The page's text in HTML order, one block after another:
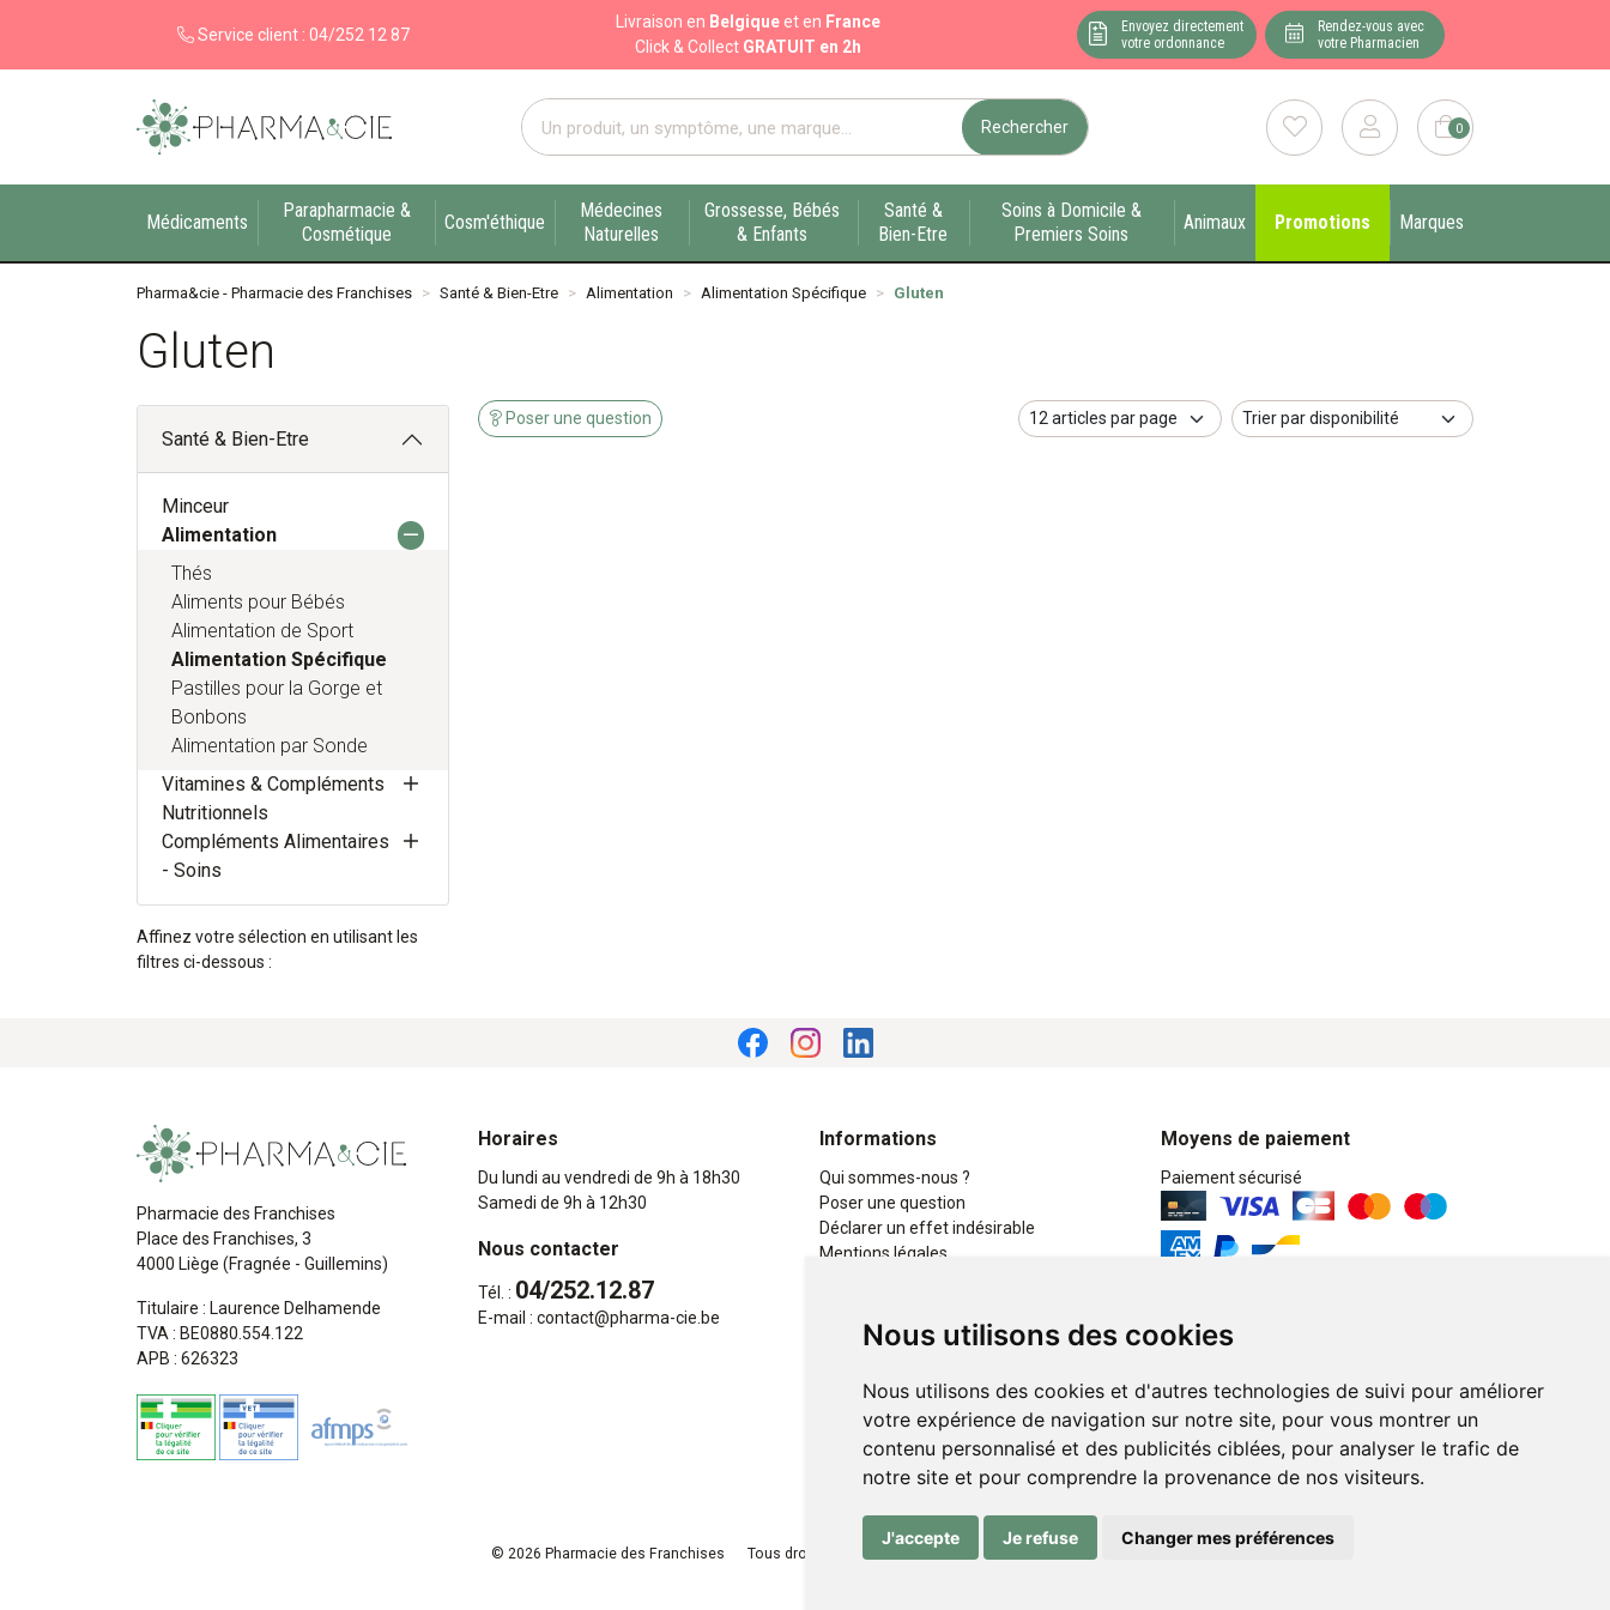
Nous utilisons des cookies
Nous utilisons des cookies et d'autres technologies de suivi pour améliorer
votre expérience de navigation sur notre site, pour vous montrer un
contenu personnalisé et des publicités ciblées, pour analyser le trafic de
notre site et pour comprendre la provenance de nos visiteurs.
J'accepte Je refuse Changer mes préférences
Service client : 04/252 12 87
Livraison en Belgique et en France
Click & Collect GRATUIT en 2h
Envoyez directement
votre ordonnance
Rendez-vous avec
votre Pharmacien
Pharma&cie - Pharmacie des Franchises Votre export pharmacie en ligne à votre service sur Liège 0
Rechercher
Médicaments
Parapharmacie &
Cosmétique
Cosm'éthique
Médecines
Naturelles
Grossesse, Bébés
& Enfants
Santé &
Bien-Etre
Soins à Domicile &
Premiers Soins
Animaux Promotions Marques
Pharma&cie - Pharmacie des Franchises Santé & Bien-Etre Alimentation Alimentation Spécifique Gluten
Gluten
Poser une question
Santé & Bien-Etre
Minceur
Alimentation
Thés
Aliments pour Bébés
Alimentation de Sport
Alimentation Spécifique
Pastilles pour la Gorge et
Bonbons
Alimentation par Sonde
Vitamines & Compléments
Nutritionnels
Compléments Alimentaires
- Soins
Affinez votre sélection en utilisant les
filtres ci-dessous :
Pharmacie des Franchises
Place des Franchises, 3
4000 Liège (Fragnée - Guillemins)
Titulaire : Laurence Delhamende
TVA : BE0880.554.122
APB : 626323
Horaires
Du lundi au vendredi de 9h à 18h30
Samedi de 9h à 12h30
Nous contacter
Tél. : 04/252.12.87
E-mail : contact@pharma-cie.be
Informations
Qui sommes-nous ?
Poser une question
Déclarer un effet indésirable
Mentions légales
Cookies
Moyens de paiement
Paiement sécurisé
Retrait à la pharmacie en Click & Collect
Livraison cyclo-urbaines à Liège avec :
Service professionnel et écologique de
livraisons rapides et fiables.
© 2026 Pharmacie des Franchises Tous droits réservés Apotekisto , pharmacie en ligne